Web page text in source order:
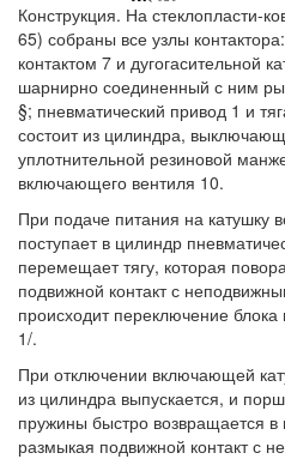
Конструкция. На стеклопласти-
65) собраны все узлы
контактом 7 и дугогасительной
шарнирно соединенный с ним
§; пневматический привод 1 и
состоит из цилиндра,
уплотнительной резиновой
включающего вентиля 10.
При подаче питания на катушку
поступает в цилиндр
перемещает тягу, которая
подвижной контакт с
происходит переключение блока
1/.
При отключении включающей
из цилиндра выпускается, и
пружины быстро возвращается
размыкая подвижной контакт с